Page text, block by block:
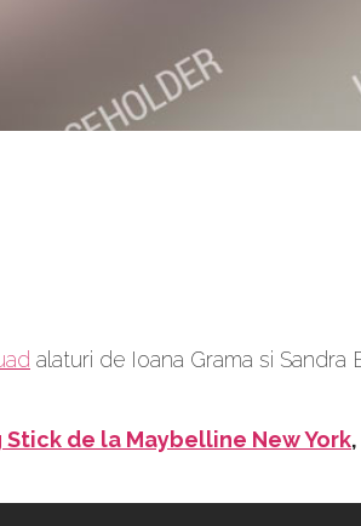
alaturi de Ioana Grama si Sandra
de la Maybelline New York,